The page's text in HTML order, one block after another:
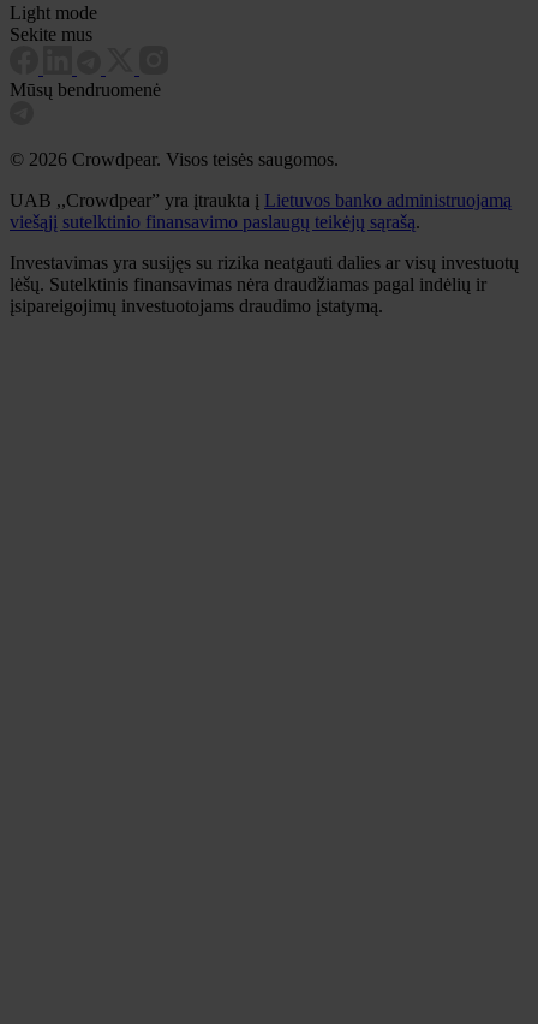
Light mode
Sekite mus
Mūsų bendruomenė
© 2026 Crowdpear. Visos teisės saugomos.
UAB ,,Crowdpear” yra įtraukta į Lietuvos banko administruojamą
viešąjį sutelktinio finansavimo paslaugų teikėjų sąrašą.
Investavimas yra susijęs su rizika neatgauti dalies ar visų investuotų
lėšų. Sutelktinis finansavimas nėra draudžiamas pagal indėlių ir
įsipareigojimų investuotojams draudimo įstatymą.